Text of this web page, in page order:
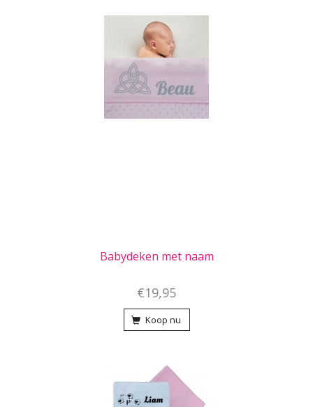
Babydeken met naam
€19,95
Koop nu